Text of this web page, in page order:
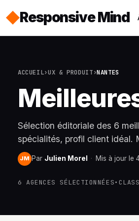
Responsive Mind
ACCUEIL›UX & PRODUIT›NANTES
Sélection éditoriale des 6
spécialités, profil client idéal.
JM Par Julien Morel · Mis à jour le
6 AGENCES SÉLECTIONNÉES•